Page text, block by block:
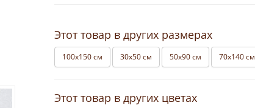
Этот товар в других размерах
100х150 см 30х50 см 50х90 см 70х140 см
Этот товар в других цветах